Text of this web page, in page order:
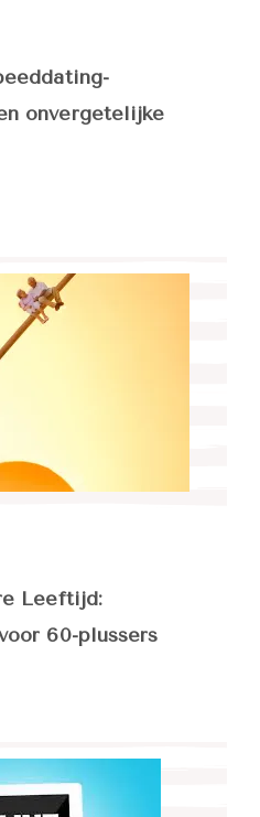
onvergetelijke
Leeftijd:
60-plussers